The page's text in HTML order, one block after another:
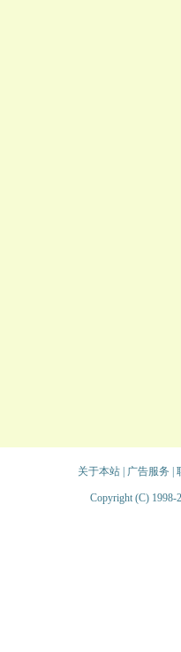
关于本站| 广告服务
Copyright (C) 1998-